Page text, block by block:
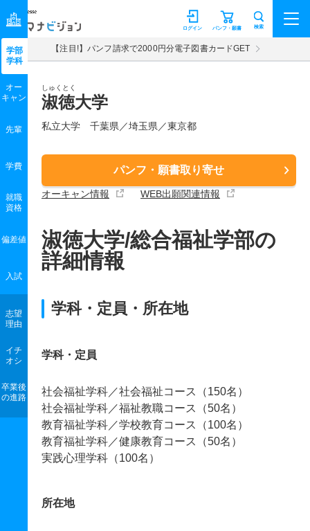
マナビジョン パンフ・願書
ログイン 検索
【注目!】パンフ請求で2000円分電子図書カードGET
しゅくとく
淑徳大学
私立大学 千葉県／埼玉県／東京都
パンフ・願書取り寄せ
オーキャン情報 WEB出願関連情報
学部
学科
オー
キャン
先輩
学費
就職
資格
偏差値
入試
志望
理由
イチ
オシ
卒業後
の進路
淑徳大学/総合福祉学部の
詳細情報
学科・定員・所在地
学科・定員
社会福祉学科／社会福祉コース（150名）
社会福祉学科／福祉教職コース（50名）
教育福祉学科／学校教育コース（100名）
教育福祉学科／健康教育コース（50名）
実践心理学科（100名）
所在地